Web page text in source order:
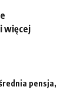
więcej
pensja